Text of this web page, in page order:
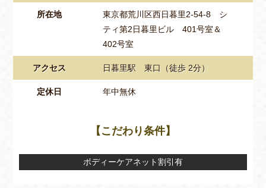
所在地
東京都荒川区西日暮里2-54-8 シ
ティ第2日暮里ビル 401号室＆
402号室
アクセス 日暮里駅 東口（徒歩 2分）
定休日 年中無休
【こだわり条件】
ボディーケアネット割引有